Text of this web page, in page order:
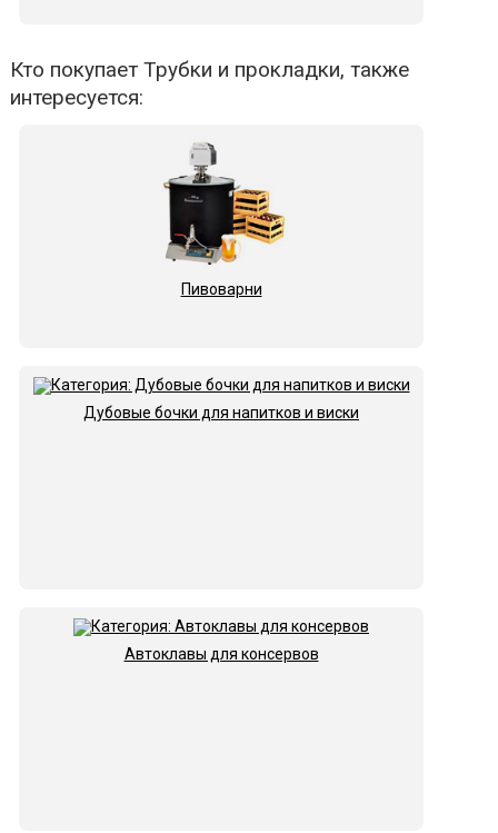
Кто покупает Трубки и прокладки, также
интересуется:
Пивоварни
Дубовые бочки для напитков и виски
Автоклавы для консервов